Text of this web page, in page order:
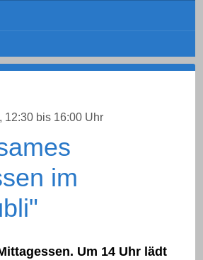
im
, 12:30 bis 16:00 Uhr
Um 14 Uhr lädt